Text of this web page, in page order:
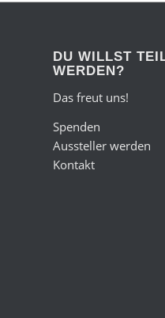
DU WILLST
WERDEN?
Das freut uns!
Spenden
Aussteller werden
Kontakt